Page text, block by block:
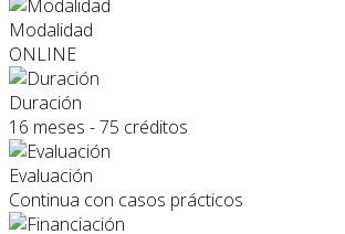
Modalidad
ONLINE
Duración
16 meses - 75 créditos
Evaluación
Continua con casos prácticos